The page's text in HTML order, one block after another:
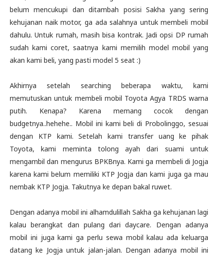
belum mencukupi dan ditambah posisi Sakha yang sering
kehujanan naik motor, ga ada salahnya untuk membeli mobil
dahulu. Untuk rumah, masih bisa kontrak. Jadi opsi DP rumah
sudah kami coret, saatnya kami memilih model mobil yang
akan kami beli, yang pasti model 5 seat :)
Akhirnya setelah searching beberapa waktu, kami
memutuskan untuk membeli mobil Toyota Agya TRDS warna
putih. Kenapa? Karena memang cocok dengan
budgetnya..hehehe.. Mobil ini kami beli di Probolinggo, sesuai
dengan KTP kami. Setelah kami transfer uang ke pihak
Toyota, kami meminta tolong ayah dari suami untuk
mengambil dan mengurus BPKBnya. Kami ga membeli di Jogja
karena kami belum memiliki KTP Jogja dan kami juga ga mau
nembak KTP Jogja. Takutnya ke depan bakal ruwet.
Dengan adanya mobil ini alhamdulillah Sakha ga kehujanan lagi
kalau berangkat dan pulang dari daycare. Dengan adanya
mobil ini juga kami ga perlu sewa mobil kalau ada keluarga
datang ke Jogja untuk jalan-jalan. Dengan adanya mobil ini